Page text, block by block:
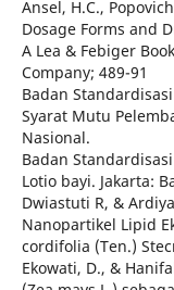
Ansel, H.C.,
Dosage Forms and
A Lea & Febiger
Company; 489-91
Badan
Syarat Mutu
Nasional.
Badan
Lotio bayi. Jakarta:
Dwiastuti R, &
Nanopartikel Lipid
cordifolia (Ten.)
Ekowati, D., &